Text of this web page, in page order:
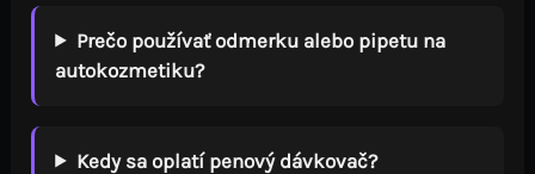
Prečo používať odmerku alebo pipetu na
autokozmetiku?
Kedy sa oplatí penový dávkovač?